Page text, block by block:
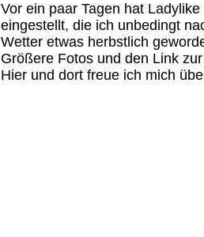
Vor ein paar Tagen hat
eingestellt, die ich unbedingt
Wetter etwas herbstlich
Größere Fotos und den Link
Hier und dort freue ich mich